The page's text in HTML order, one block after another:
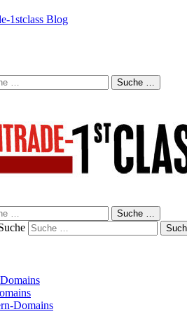
1stclass Blog
Suche …
Suche …
Domains